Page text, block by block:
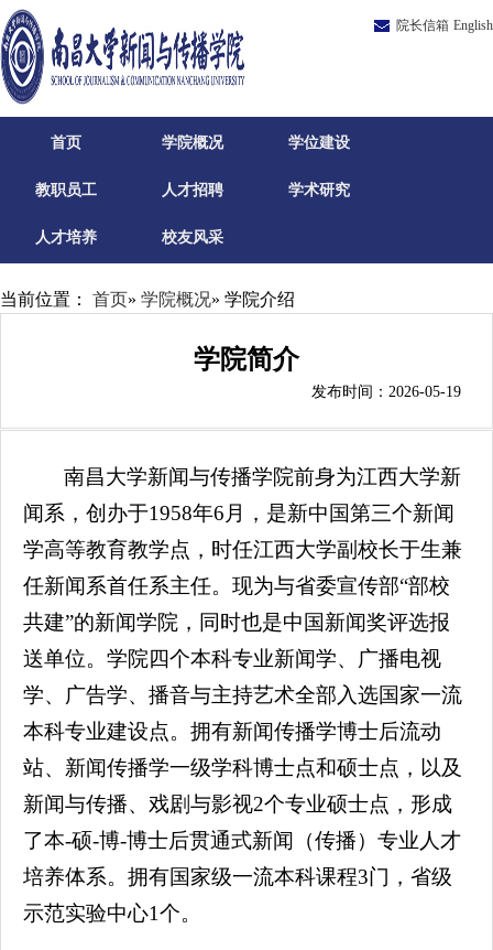
院长信箱 English
首页 学院概况 学位建设
教职员工 人才招聘 学术研究
人才培养 校友风采
当前位置： 首页» 学院概况» 学院介绍
学院简介
发布时间：2026-05-19
南昌大学新闻与传播学院前身为江西大学新
闻系，创办于1958年6月，是新中国第三个新闻
学高等教育教学点，时任江西大学副校长于生兼
任新闻系首任系主任。现为与省委宣传部“部校
共建”的新闻学院，同时也是中国新闻奖评选报
送单位。学院四个本科专业新闻学、广播电视
学、广告学、播音与主持艺术全部入选国家一流
本科专业建设点。拥有新闻传播学博士后流动
站、新闻传播学一级学科博士点和硕士点，以及
新闻与传播、戏剧与影视2个专业硕士点，形成
了本-硕-博-博士后贯通式新闻（传播）专业人才
培养体系。拥有国家级一流本科课程3门，省级
示范实验中心1个。